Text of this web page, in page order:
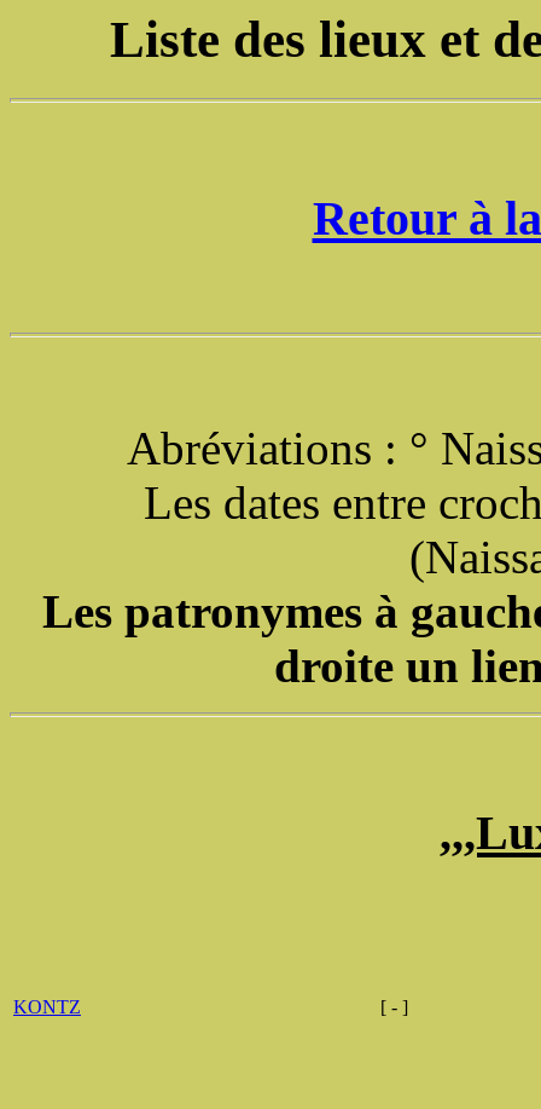
Liste des lieux et
Retour à
Abréviations : °
Les dates entre
Les patronymes à
droite un
KONTZ [ - ]